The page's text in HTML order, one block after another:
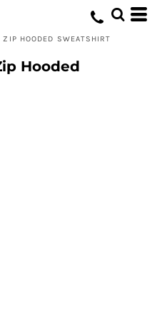
HOODED SWEATSHIRT
Hooded